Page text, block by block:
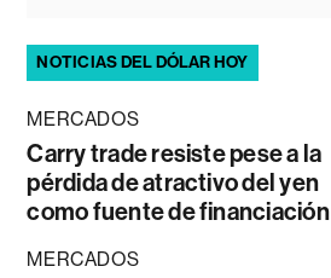
NOTICIAS DEL DÓLAR HOY
MERCADOS
Carry trade resiste pese a la
pérdida de atractivo del yen
como fuente de financiación
MERCADOS